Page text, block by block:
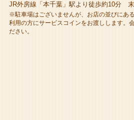
JR外房線「本千葉」駅より徒歩約10分 末
※駐車場はございませんが、お店の並びにあ
利用の方にサービスコインをお渡しします。
ださい。